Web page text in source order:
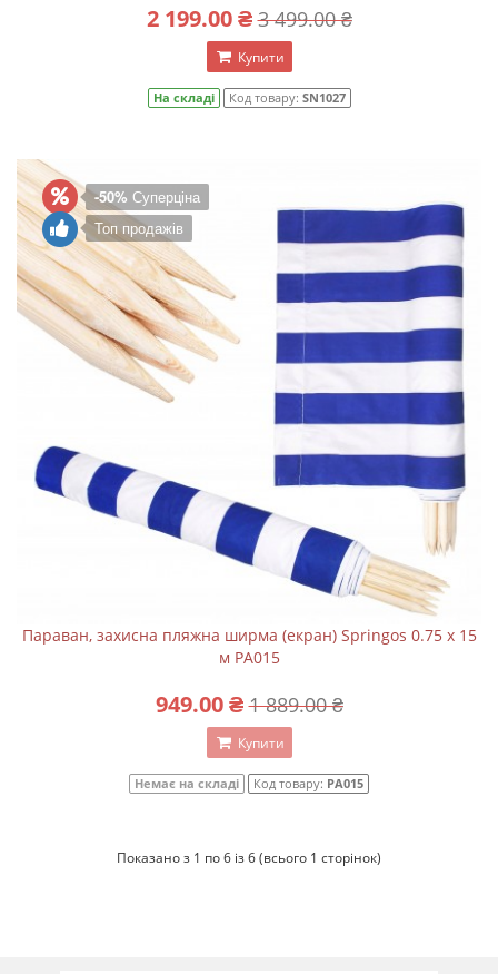
2 199.00 ₴ 3 499.00 ₴
Купити
На складі Код товару: SN1027
-50% Суперціна
Топ продажів
Параван, захисна пляжна ширма (екран) Springos 0.75 x 15
м PA015
949.00 ₴ 1 889.00 ₴
Купити
Немає на складі Код товару: PA015
Показано з 1 по 6 із 6 (всього 1 сторінок)